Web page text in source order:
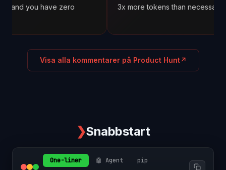
have zero
3x more tokens than necessary.
Visa alla kommentarer på Product Hunt↗
❯Snabbstart
One-liner 🤖 Agent
pip